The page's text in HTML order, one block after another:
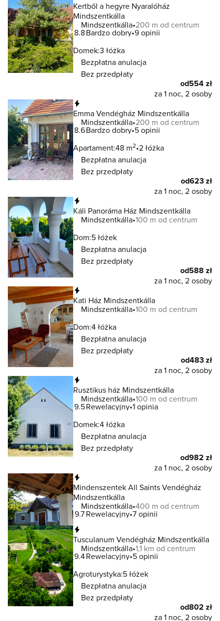
Kertből a hegyre Nyaralóház
Mindszentkálla
Mindszentkálla 200 m od centrum
8.8Bardzo dobry 9 opinii
Domek:3 łóżka
Bezpłatna anulacja
Bez przedpłaty
od554 zł
za 1 noc, 2 osoby
Emma Vendégház Mindszentkálla
Mindszentkálla 200 m od centrum
8.6Bardzo dobry 5 opinii
Apartament:48 m2 2 łóżka
Bezpłatna anulacja
Bez przedpłaty
od623 zł
za 1 noc, 2 osoby
Káli Panoráma Ház Mindszentkálla
Mindszentkálla 100 m od centrum
Dom:5 łóżek
Bezpłatna anulacja
Bez przedpłaty
od588 zł
za 1 noc, 2 osoby
Kati Ház Mindszentkálla
Mindszentkálla 100 m od centrum
Dom:4 łóżka
Bezpłatna anulacja
Bez przedpłaty
od483 zł
za 1 noc, 2 osoby
Rusztikus ház Mindszentkálla
Mindszentkálla 100 m od centrum
9.5Rewelacyjny 1 opinia
Domek:4 łóżka
Bezpłatna anulacja
Bez przedpłaty
od982 zł
za 1 noc, 2 osoby
Mindenszentek All Saints Vendégház
Mindszentkálla
Mindszentkálla 400 m od centrum
9.7Rewelacyjny 7 opinii
Tusculanum Vendégház Mindszentkálla
Mindszentkálla 1,1 km od centrum
9.4Rewelacyjny 5 opinii
Agroturystyka:5 łóżek
Bezpłatna anulacja
Bez przedpłaty
od802 zł
za 1 noc, 2 osoby